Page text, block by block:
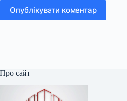
Опублікувати коментар
Про сайт